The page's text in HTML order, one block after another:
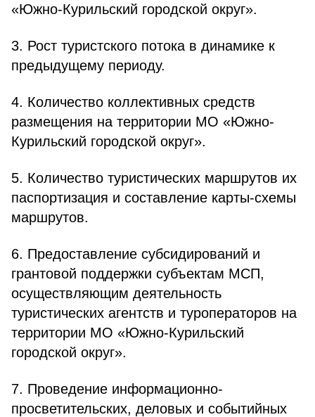
«Южно-Курильский городской округ».
3. Рост туристского потока в динамике к
предыдущему периоду.
4. Количество коллективных средств
размещения на территории МО «Южно-
Курильский городской округ».
5. Количество туристических маршрутов их
паспортизация и составление карты-схемы
маршрутов.
6. Предоставление субсидирований и
грантовой поддержки субъектам МСП,
осуществляющим деятельность
туристических агентств и туроператоров на
территории МО «Южно-Курильский
городской округ».
7. Проведение информационно-
просветительских, деловых и событийных